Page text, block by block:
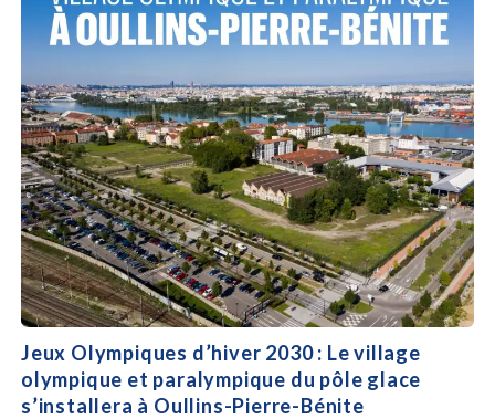
Jeux Olympiques d’hiver 2030 : Le village
olympique et paralympique du pôle glace
s’installera à Oullins-Pierre-Bénite